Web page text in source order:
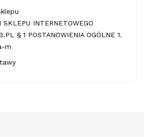
SKLEPU INTERNETOWEGO
§ 1 POSTANOWIENIA OGÓLNE 1.
m